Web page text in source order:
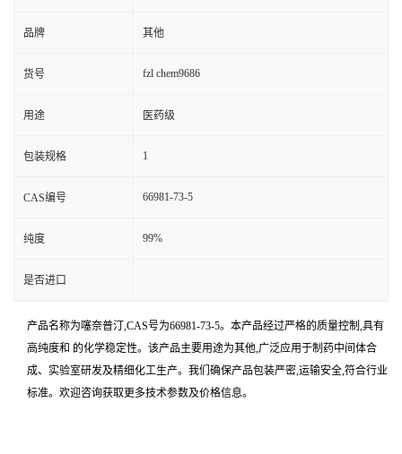
品牌 其他
货号 fzl chem9686
用途 医药级
包装规格 1
CAS编号 66981-73-5
纯度 99%
是否进口
产品名称为噻奈普汀,CAS号为66981-73-5。本产品经过严格的质量控制,具有
高纯度和 的化学稳定性。该产品主要用途为其他,广泛应用于制药中间体合
成、实验室研发及精细化工生产。我们确保产品包装严密,运输安全,符合行业
标准。欢迎咨询获取更多技术参数及价格信息。